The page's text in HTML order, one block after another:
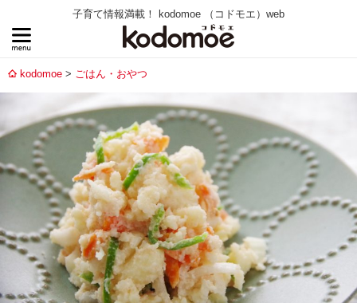
子育て情報満載！ kodomoe （コドモエ）web
kodomoe ごはん・おやつ